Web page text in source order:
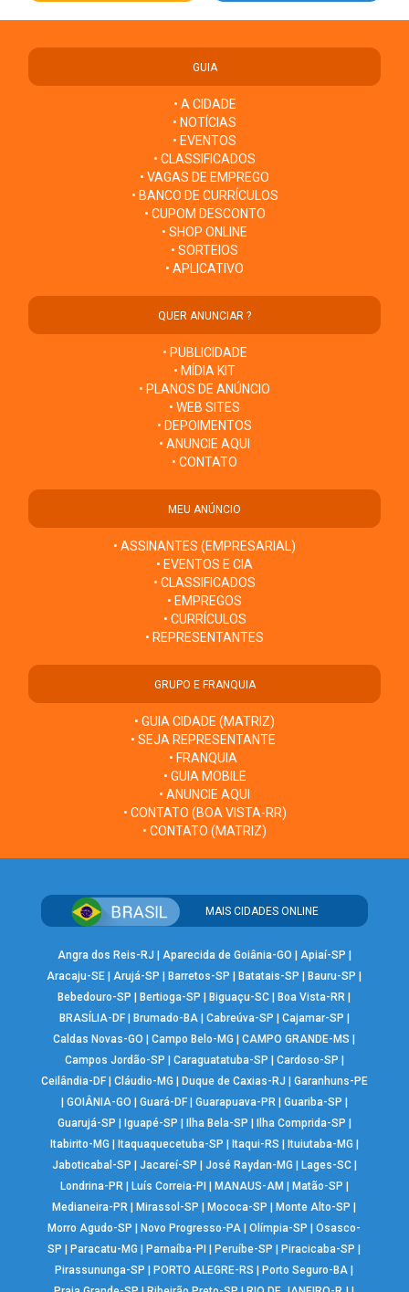
GUIA
• A CIDADE
• NOTÍCIAS
• EVENTOS
• CLASSIFICADOS
• VAGAS DE EMPREGO
• BANCO DE CURRÍCULOS
• CUPOM DESCONTO
• SHOP ONLINE
• SORTEIOS
• APLICATIVO
QUER ANUNCIAR ?
• PUBLICIDADE
• MÍDIA KIT
• PLANOS DE ANÚNCIO
• WEB SITES
• DEPOIMENTOS
• ANUNCIE AQUI
• CONTATO
MEU ANÚNCIO
• ASSINANTES (EMPRESARIAL)
• EVENTOS E CIA
• CLASSIFICADOS
• EMPREGOS
• CURRÍCULOS
• REPRESENTANTES
GRUPO E FRANQUIA
• GUIA CIDADE (MATRIZ)
• SEJA REPRESENTANTE
• FRANQUIA
• GUIA MOBILE
• ANUNCIE AQUI
• CONTATO (BOA VISTA-RR)
• CONTATO (MATRIZ)
MAIS CIDADES ONLINE
Angra dos Reis-RJ Aparecida de Goiânia-GO Apiaí-SP
Aracaju-SE |Arujá-SP Barretos-SP Batatais-SP Bauru-SP
Bebedouro-SP
Bertioga-SP Biguaçu-SC Boa Vista-RR
BRASÍLIA-DF| Brumado-BA| Cabreúva-SP Cajamar-SP
Caldas Novas-GO
|Campo Belo-MG |CAMPO GRANDE-MS
Campos Jordão-SP
Caraguatatuba-SP Cardoso-SP
Ceilândia-DF| Cláudio-MG Duque de Caxias-RJ
Garanhuns-PE
GOIÂNIA-GO Guará-DF| Guarapuava-PR| Guariba-SP
Guarujá-SP
Iguapé-SP Ilha Bela-SP Ilha Comprida-SP
Itabirito-MG
Itaquaquecetuba-SP Itaqui-RS Ituiutaba-MG
Jaboticabal-SP
Jacareí-SP José Raydan-MG Lages-SC|
Londrina-PR| Luís Correia-PI MANAUS-AM Matão-SP
Medianeira-PR
Mirassol-SP Mococa-SP Monte Alto-SP
Morro Agudo-SP
Novo Progresso-PA |Olímpia-SP |Osasco-
SP
Paracatu-MG Parnaíba-PI Peruíbe-SP Piracicaba-SP
Pirassununga-SP
PORTO ALEGRE-RS Porto Seguro-BA